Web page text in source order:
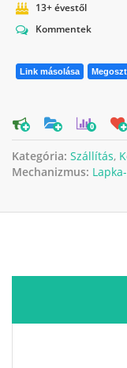
13+ évestől
Kommentek
Link másolása
0
Kategória: Szállítás,
Mechanizmus: